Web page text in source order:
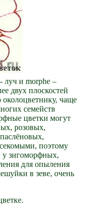
луч и morphe –
двух плоскостей
чаще
семейств
цветки могут
розовых,
поэтому
у зигоморфных,
для опыления
в зеве, очень